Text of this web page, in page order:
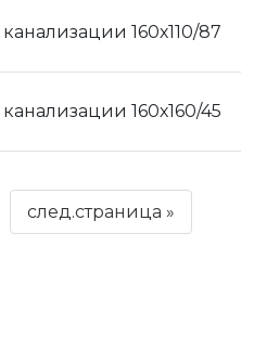
160х110/87
160х160/45
след.страница »